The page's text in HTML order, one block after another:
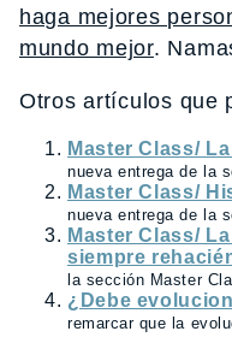
haga mejores
mundo mejor.
Otros artículos que
Master Class/
nueva entrega de la
Master Class/
nueva entrega de la
Master Class/
siempre
la sección Master
¿Debe
remarcar que la